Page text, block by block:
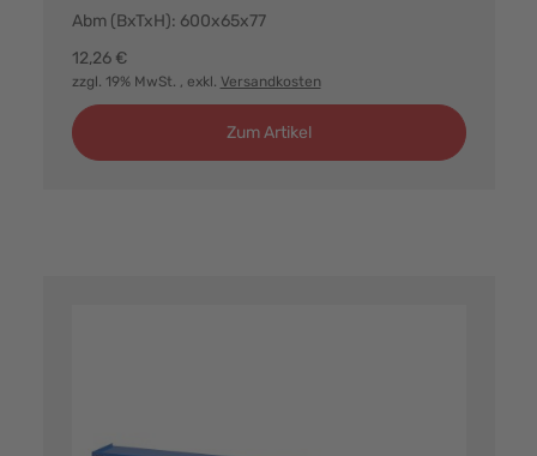
Abm (BxTxH): 600x65x77
12,26 €
zzgl. 19% MwSt. , exkl. Versandkosten
Zum Artikel